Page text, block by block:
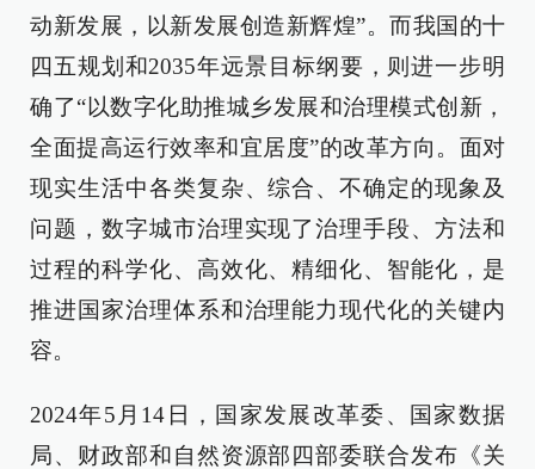
动新发展，以新发展创造新辉煌”。而我国的十
四五规划和2035年远景目标纲要，则进一步明
确了“以数字化助推城乡发展和治理模式创新，
全面提高运行效率和宜居度”的改革方向。面对
现实生活中各类复杂、综合、不确定的现象及
问题，数字城市治理实现了治理手段、方法和
过程的科学化、高效化、精细化、智能化，是
推进国家治理体系和治理能力现代化的关键内
容。
2024年5月14日，国家发展改革委、国家数据
局、财政部和自然资源部四部委联合发布《关